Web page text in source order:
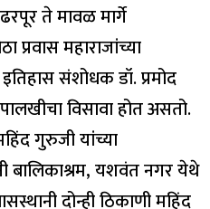
ते मावळ मार्गे
प्रवास महाराजांच्या
संशोधक डॉ. प्रमोद
विसावा होत असतो.
गुरुजी यांच्या
बालिकाश्रम, यशवंत नगर येथे
दोन्ही ठिकाणी महिंद